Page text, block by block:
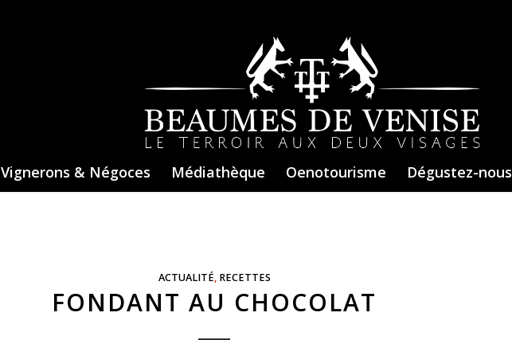
Vignerons & Négoces Médiathèque Oenotourisme Dégustez-nous
ACTUALITÉ, RECETTES
FONDANT AU CHOCOLAT